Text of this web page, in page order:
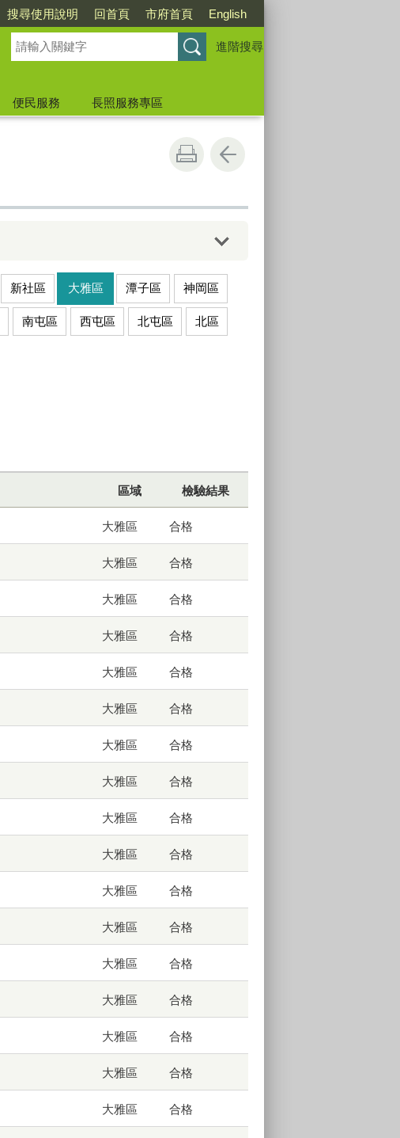
搜尋使用說明 回首頁 市府首頁 English
進階搜尋
便民服務
長照服務專區
新社區 大雅區 潭子區 神岡區
南屯區 西屯區 北屯區 北區
區域 檢驗結果
大雅區 合格
大雅區 合格
大雅區 合格
大雅區 合格
大雅區 合格
大雅區 合格
大雅區 合格
大雅區 合格
大雅區 合格
大雅區 合格
大雅區 合格
大雅區 合格
大雅區 合格
大雅區 合格
大雅區 合格
大雅區 合格
大雅區 合格